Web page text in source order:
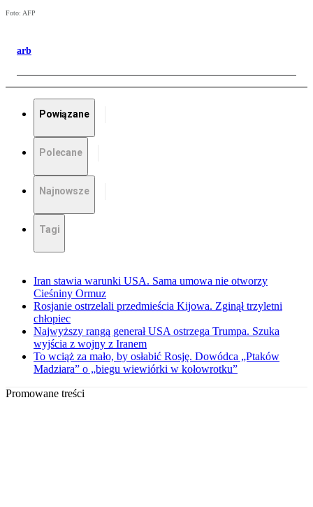
Foto: AFP
arb
Powiązane
Polecane
Najnowsze
Tagi
Iran stawia warunki USA. Sama umowa nie otworzy
Cieśniny Ormuz
Rosjanie ostrzelali przedmieścia Kijowa. Zginął trzyletni
chłopiec
Najwyższy rangą generał USA ostrzega Trumpa. Szuka
wyjścia z wojny z Iranem
To wciąż za mało, by osłabić Rosję. Dowódca „Ptaków
Madziara” o „biegu wiewiórki w kołowrotku”
Promowane treści